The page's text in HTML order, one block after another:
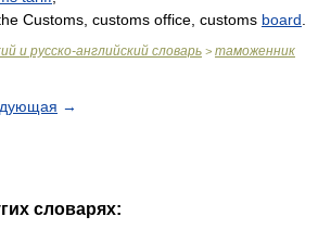
Customs, customs office, customs board
и русско-английский словарь > таможенник
→
словарях: